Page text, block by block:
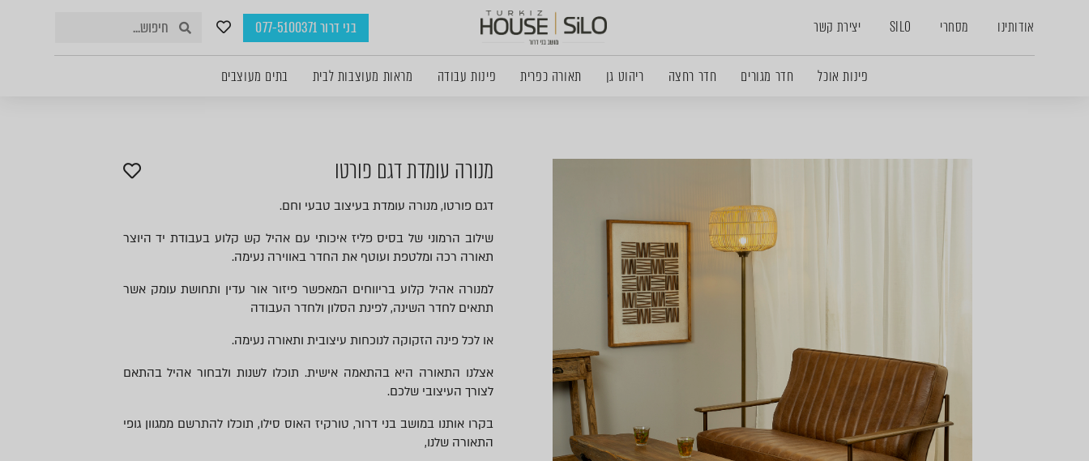
אודותינו מסחרי SILO יצירת קשר בני דרור 077-5100371
פינות אוכל חדר מגורים חדר רחצה ריהוט גן תאורה כפרית פינות עבודה מראות מעוצבות לבית בתים מעוצבים
מנורה עומדת דגם פורטו
דגם פורטו, מנורה עומדת בעיצוב טבעי וחם.
שילוב הרמוני של בסיס פליז איכותי עם אהיל קש קלוע בעבודת יד היוצר
תאורה רכה ומלטפת ועוטף את החדר באווירה נעימה.
למנורה אהיל קלוע בריווחים המאפשר פיזור אור עדין ותחושת עומק אשר
תתאים לחדר השינה, לפינת הסלון ולחדר העבודה
או לכל פינה הזקוקה לנוכחות עיצובית ותאורה נעימה.
אצלנו התאורה היא בהתאמה אישית. תוכלו לשנות ולבחור אהיל בהתאם
לצורך העיצובי שלכם.
בקרו אותנו במושב בני דרור, טורקיז האוס סילו, תוכלו להתרשם ממגוון גופי
התאורה שלנו,